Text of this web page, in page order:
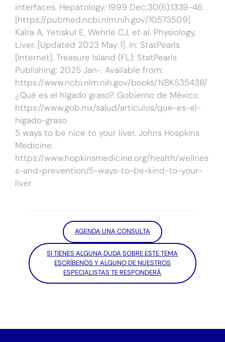
interfaces. Hepatology. 1999 Dec;30(6):1339-46.
[https://pubmed.ncbi.nlm.nih.gov/10573509]
Kalra A, Yetiskul E, Wehrle CJ, et al. Physiology,
Liver. [Updated 2023 May 1]. In: StatPearls
[Internet]. Treasure Island (FL): StatPearls
Publishing; 2025 Jan-. Available from:
https://www.ncbi.nlm.nih.gov/books/NBK535438/
¿Qué es el hígado graso?. Gobierno de México.
https://www.gob.mx/salud/articulos/que-es-el-
higado-graso
5 ways to be nice to your liver. Johns Hospkins
Medicine.
https://www.hopkinsmedicine.org/health/wellnes
s-and-prevention/5-ways-to-be-kind-to-your-
liver
AGENDA UNA CONSULTA
SI TIENES ALGUNA DUDA SOBRE ESTE TEMA
ESCRÍBENOS Y ALGUNO DE NUESTROS
ESPECIALISTAS TE RESPONDERÁ